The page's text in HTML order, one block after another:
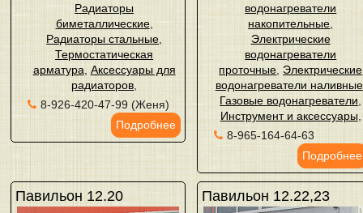
Радиаторы
биметаллические,
Радиаторы стальные
Термостатическая
арматура Аксессуары для
радиаторов
8-926-420-47-99 (Женя)
Подробнее
водонагреватели
накопительные
Электрические
водонагреватели
проточные Электрические
водонагреватели наливные
Газовые водонагреватели
Инструмент и аксессуары,
8-965-164-64-63
Подробнее
Павильон 12.20 Павильон 12.22,23